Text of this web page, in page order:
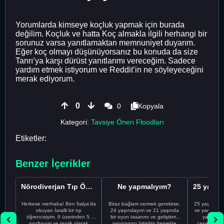
Yorumlarda kimseye koçluk yapmak için burada
değilim. Koçluk ve hatta Koç almakla ilgili herhangi bir
sorunuz varsa yanıtlamaktan memnuniyet duyarım.
Eğer koç olmayı düşünüyorsanız bu konuda da size
Tanrı’ya karşı dürüst yanıtlarımı vereceğim. Sadece
yardım etmek istiyorum ve Reddit’in ne söyleyeceğini
merak ediyorum.
0 0
Kopyala
Kategori: Tavsiye Öneri Floodları
Etiketler:
Benzer İçerikler
Nörodiverjan Tıp Öğrencisi Yeni Bir Yol Arıyor
Herkese merhaba! Ben İtalya'da
okuyan İsrailli bir tıp
öğrencisiyim. 6 üzerinden 5.
Ne yapmalıyım?
Biraz bağlam vermek gerekirse,
24 yaşındayım ve 21 yaşında
bir oyun tasarımı ve geliştirme
25
ve yanlış